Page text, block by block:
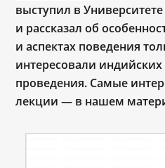
выступил в
и рассказал об
и аспектах поведения
интересовали
проведения. Самые
лекции — в нашем